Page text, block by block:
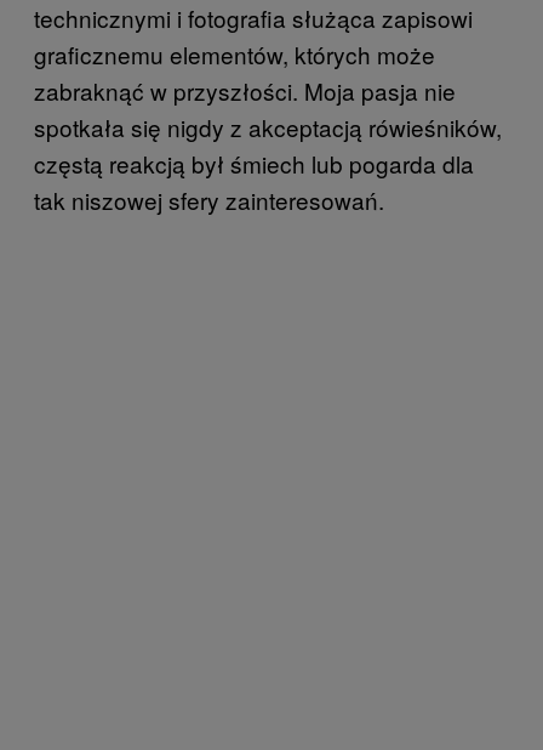
technicznymi i fotografia służąca zapisowi
graficznemu elementów, których może
zabraknąć w przyszłości. Moja pasja nie
spotkała się nigdy z akceptacją rówieśników,
częstą reakcją był śmiech lub pogarda dla
tak niszowej sfery zainteresowań.